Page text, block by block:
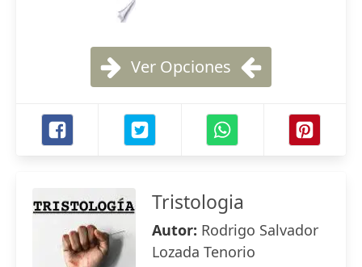
Ver Opciones
Tristologia
Autor: Rodrigo Salvador
Lozada Tenorio